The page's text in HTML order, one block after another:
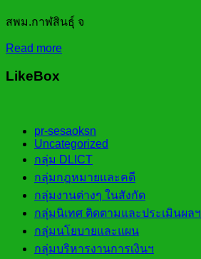
สพม.กาฬสินธุ์ จ
Read more
LikeBox
pr-sesaoksn
Uncategorized
กลุ่ม DLICT
กลุ่มกฎหมายและคดี
กลุ่มงานต่างๆ ในสังกัด
กลุ่มนิเทศ ติดตามและประเมินผลฯ
กลุ่มนโยบายและแผน
กลุ่มบริหารงานการเงินฯ